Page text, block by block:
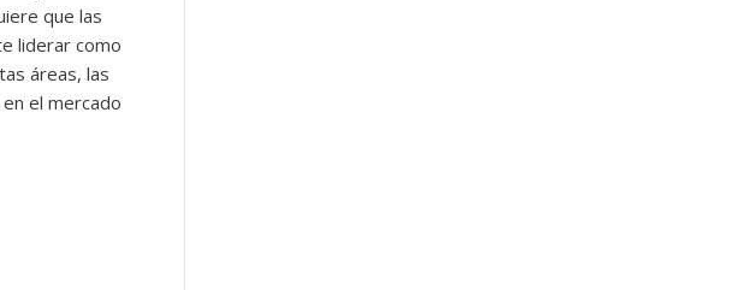
que las
liderar como
áreas, las
el mercado